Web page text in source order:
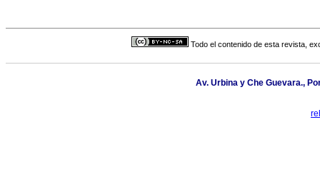
Todo el contenido de esta revista,
Av. Urbina y Che Guevara.,